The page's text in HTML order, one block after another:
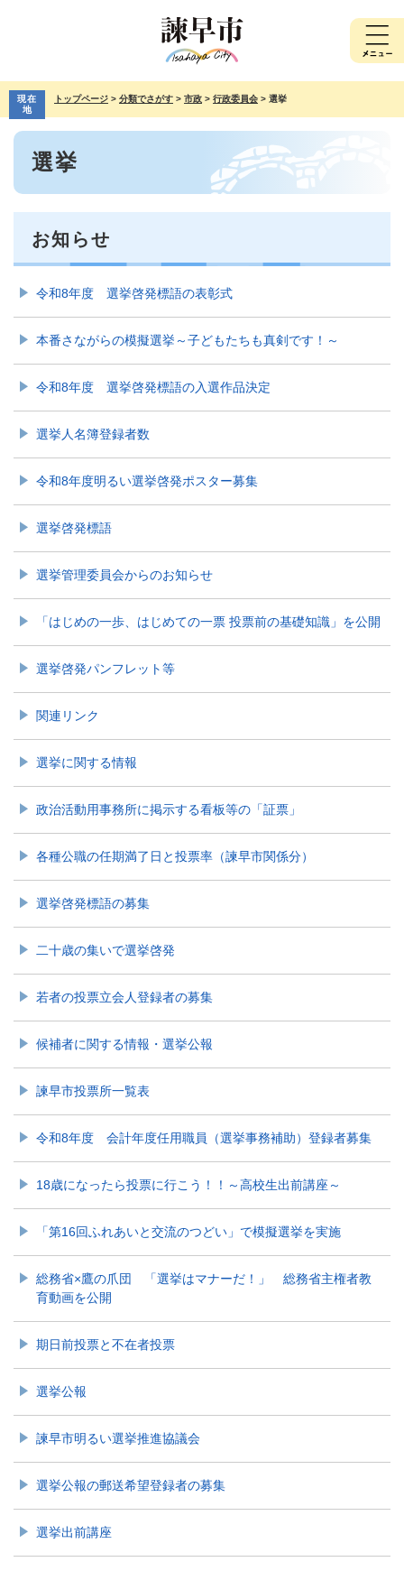
先
で
す。
を
ば
現在
地
トップページ > 分類でさがす > 市政 > 行政委員会 > 選挙
本
選挙
お知らせ
令和8年度 選挙啓発標語の表彰式
本番さながらの模擬選挙～子どもたちも真剣です！～
令和8年度 選挙啓発標語の入選作品決定
選挙人名簿登録者数
令和8年度明るい選挙啓発ポスター募集
選挙啓発標語
選挙管理委員会からのお知らせ
「はじめの一歩、はじめての一票 投票前の基礎知識」を公開
選挙啓発パンフレット等
関連リンク
選挙に関する情報
政治活動用事務所に掲示する看板等の「証票」
各種公職の任期満了日と投票率（諫早市関係分）
選挙啓発標語の募集
二十歳の集いで選挙啓発
若者の投票立会人登録者の募集
候補者に関する情報・選挙公報
諫早市投票所一覧表
令和8年度 会計年度任用職員（選挙事務補助）登録者募集
18歳になったら投票に行こう！！～高校生出前講座～
「第16回ふれあいと交流のつどい」で模擬選挙を実施
総務省×鷹の爪団 「選挙はマナーだ！」 総務省主権者教
育動画を公開
期日前投票と不在者投票
選挙公報
諫早市明るい選挙推進協議会
選挙公報の郵送希望登録者の募集
選挙出前講座